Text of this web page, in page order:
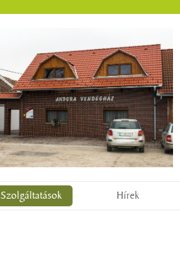
Szolgáltatások Hírek